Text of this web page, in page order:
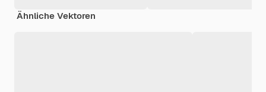
Ähnliche Vektoren